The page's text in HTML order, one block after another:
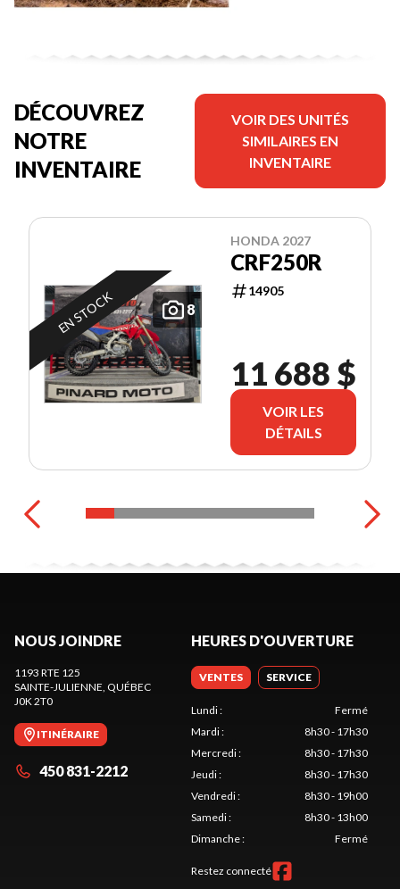
DÉCOUVREZ
NOTRE
INVENTAIRE
VOIR DES UNITÉS
SIMILAIRES EN
INVENTAIRE
8
EN STOCK
HONDA 2027
CRF250R
14905
11 688 $
VOIR LES
DÉTAILS
NOUS JOINDRE
1193 RTE 125
SAINTE-JULIENNE, QUÉBEC
J0K 2T0
ITINÉRAIRE
450 831-2212
HEURES D'OUVERTURE
VENTES SERVICE
Lundi:
Fermé
Mardi:
8h30 - 17h30
Mercredi:
8h30 - 17h30
Jeudi:
8h30 - 17h30
Vendredi:
8h30 - 19h00
Samedi:
8h30 - 13h00
Dimanche: Fermé
Restez connecté